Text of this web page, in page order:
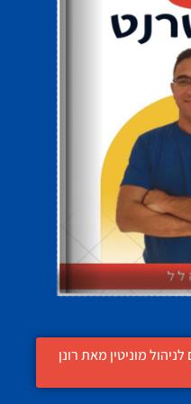
מוניטין מאת רונן